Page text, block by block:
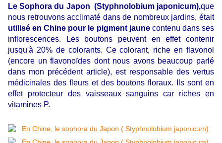
Le Sophora du Japon (Styphnolobium japonicum),que
nous retrouvons acclimaté dans de nombreux jardins, était
utilisé en Chine pour le pigment jaune contenu dans ses
inflorescences. Les boutons peuvent en effet contenir
jusqu'à 20% de colorants. Ce colorant, riche en flavonol
(encore un flavonoïdes dont nous avons beaucoup parlé
dans mon précédent article), est responsable des vertus
médicinales des fleurs et des boutons floraux. Ils sont en
effet protecteur des vaisseaux sanguins car riches en
vitamines P.